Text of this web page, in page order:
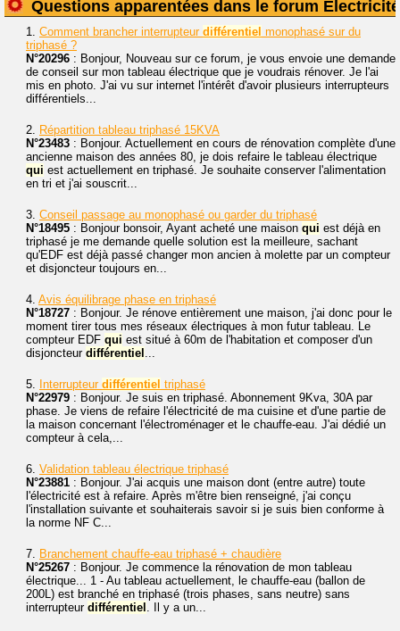
Questions apparentées dans le forum Électricité
1. Comment brancher interrupteur différentiel monophasé sur du
triphasé ?
N°20296 : Bonjour, Nouveau sur ce forum, je vous envoie une demande
de conseil sur mon tableau électrique que je voudrais rénover. Je l'ai
mis en photo. J'ai vu sur internet l'intérêt d'avoir plusieurs interrupteurs
différentiels...
2. Répartition tableau triphasé 15KVA
N°23483 : Bonjour. Actuellement en cours de rénovation complète d'une
ancienne maison des années 80, je dois refaire le tableau électrique
qui est actuellement en triphasé. Je souhaite conserver l'alimentation
en tri et j'ai souscrit...
3. Conseil passage au monophasé ou garder du triphasé
N°18495 : Bonjour bonsoir, Ayant acheté une maison qui est déjà en
triphasé je me demande quelle solution est la meilleure, sachant
qu'EDF est déjà passé changer mon ancien à molette par un compteur
et disjoncteur toujours en...
4. Avis équilibrage phase en triphasé
N°18727 : Bonjour. Je rénove entièrement une maison, j'ai donc pour le
moment tirer tous mes réseaux électriques à mon futur tableau. Le
compteur EDF qui est situé à 60m de l'habitation et composer d'un
disjoncteur différentiel ...
5. Interrupteur différentiel triphasé
N°22979 : Bonjour. Je suis en triphasé. Abonnement 9Kva, 30A par
phase. Je viens de refaire l'électricité de ma cuisine et d'une partie de
la maison concernant l'électroménager et le chauffe-eau. J'ai dédié un
compteur à cela,...
6. Validation tableau électrique triphasé
N°23881 : Bonjour. J'ai acquis une maison dont (entre autre) toute
l'électricité est à refaire. Après m'être bien renseigné, j'ai conçu
l'installation suivante et souhaiterais savoir si je suis bien conforme à
la norme NF C...
7. Branchement chauffe-eau triphasé + chaudière
N°25267 : Bonjour. Je commence la rénovation de mon tableau
électrique... 1 - Au tableau actuellement, le chauffe-eau (ballon de
200L) est branché en triphasé (trois phases, sans neutre) sans
interrupteur différentiel . Il y a un...